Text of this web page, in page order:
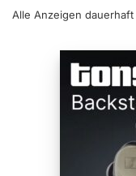
Alle Anzeigen dauerhaft